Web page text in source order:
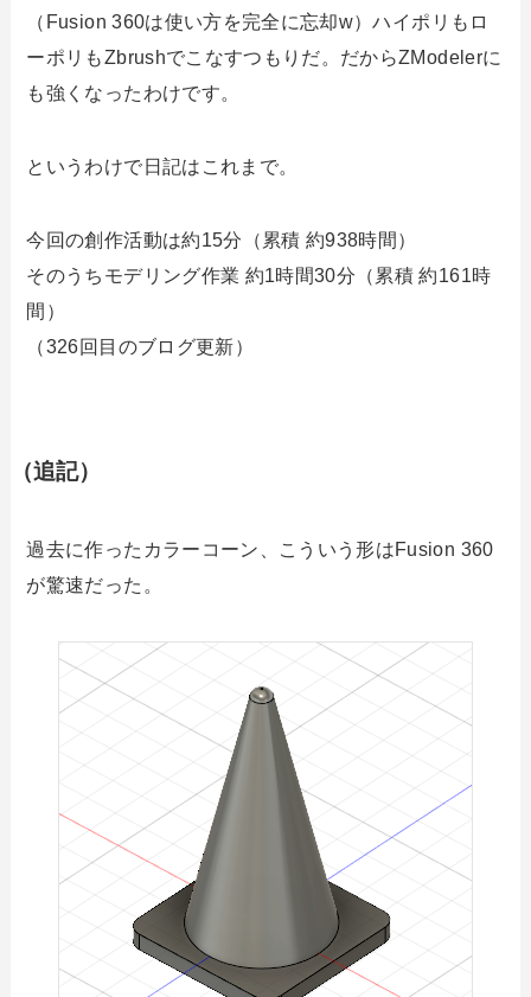
（Fusion 360は使い方を完全に忘却w）ハイポリもロ
ーポリもZbrushでこなすつもりだ。だからZModelerに
も強くなったわけです。
というわけで日記はこれまで。
今回の創作活動は約15分（累積 約938時間）
そのうちモデリング作業 約1時間30分（累積 約161時
間）
（326回目のブログ更新）
（追記）
過去に作ったカラーコーン、こういう形はFusion 360
が驚速だった。